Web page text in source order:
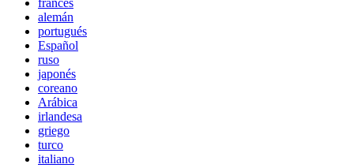
francés
alemán
portugués
Español
ruso
japonés
coreano
Arábica
irlandesa
griego
turco
italiano